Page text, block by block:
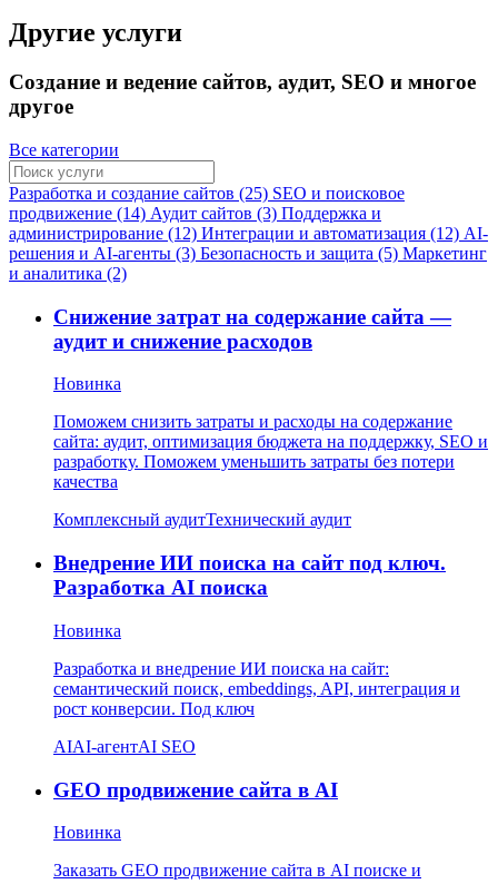
Другие услуги
Создание и ведение сайтов, аудит, SEO и многое
другое
Все категории
Разработка и создание сайтов (25) SEO и поисковое
продвижение (14) Аудит сайтов (3) Поддержка и
администрирование (12) Интеграции и автоматизация (12) AI-
решения и AI-агенты (3) Безопасность и защита (5) Маркетинг
и аналитика (2)
Снижение затрат на содержание сайта —
аудит и снижение расходов
Новинка
Поможем снизить затраты и расходы на содержание
сайта: аудит, оптимизация бюджета на поддержку, SEO и
разработку. Поможем уменьшить затраты без потери
качества
Комплексный аудитТехнический аудит
Внедрение ИИ поиска на сайт под ключ.
Разработка AI поиска
Новинка
Разработка и внедрение ИИ поиска на сайт:
семантический поиск, embeddings, API, интеграция и
рост конверсии. Под ключ
AIAI-агентAI SEO
GEO продвижение сайта в AI
Новинка
Заказать GEO продвижение сайта в AI поиске и